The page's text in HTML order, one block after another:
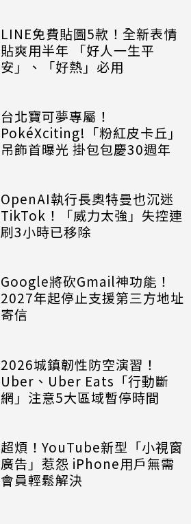
LINE免費貼圖5款！全新表情
貼爽用半年 「好人一生平
安」、「好熱」必用
台北寶可夢專屬！
PokéXciting!「粉紅皮卡丘」
吊飾首曝光 掛包包慶30週年
OpenAI執行長奧特曼也沉迷
TikTok！「威力太強」失控連
刷3小時已移除
Google將砍Gmail神功能！
2027年起停止支援第三方地址
寄信
2026城鎮韌性防空演習！
Uber、Uber Eats「行動斷
網」注意5大區域暫停時間
超煩！YouTube新型「小視窗
廣告」惹怨 iPhone用戶無需
會員輕鬆解決